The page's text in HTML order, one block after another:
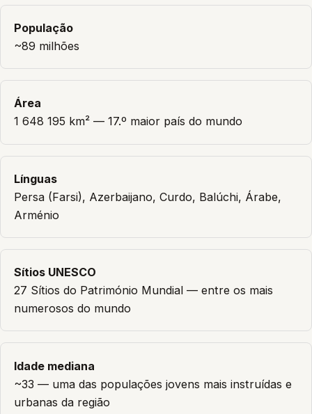
População
~89 milhões
Área
1 648 195 km² — 17.º maior país do mundo
Línguas
Persa (Farsi), Azerbaijano, Curdo, Balúchi, Árabe,
Arménio
Sítios UNESCO
27 Sítios do Património Mundial — entre os mais
numerosos do mundo
Idade mediana
~33 — uma das populações jovens mais instruídas e
urbanas da região